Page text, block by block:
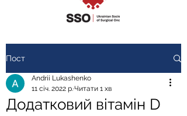
Пост
Додатковий вітамін D
Andrii Lukashenko
11 січ. 2022 р.Читати 1 хв